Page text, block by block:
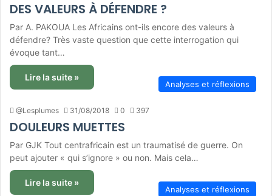
DES VALEURS À DÉFENDRE ?
Par A. PAKOUA Les Africains ont-ils encore des valeurs à
défendre? Très vaste question que cette interrogation qui
évoque tant…
Lire la suite »
Analyses et réflexions
@Lesplumes 31/08/2018 0 397
DOULEURS MUETTES
Par GJK Tout centrafricain est un traumatisé de guerre. On
peut ajouter « qui s’ignore » ou non. Mais cela…
Lire la suite »
Analyses et réflexions